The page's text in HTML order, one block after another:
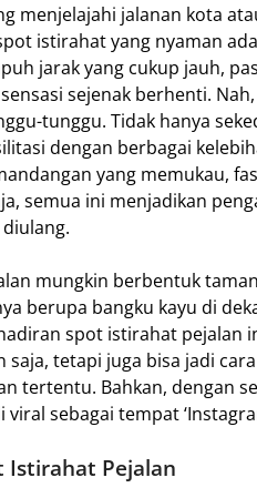
menjelajahi jalanan kota
istirahat yang nyaman
jarak yang cukup jauh,
sejenak berhenti.
tunggu. Tidak hanya
dengan berbagai
yang memukau,
semua ini menjadikan
mungkin berbentuk
berupa bangku kayu di
spot istirahat pejalan
tetapi juga bisa jadi
tertentu. Bahkan, dengan
sebagai tempat
Istirahat Pejalan